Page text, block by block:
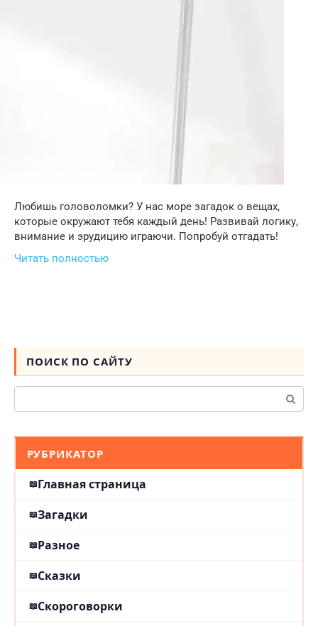
Любишь головоломки? У нас море загадок о вещах,
которые окружают тебя каждый день! Развивай логику,
внимание и эрудицию играючи. Попробуй отгадать!
Читать полностью
ПОИСК ПО САЙТУ
РУБРИКАТОР
Главная страница
Загадки
Разное
Сказки
Скороговорки